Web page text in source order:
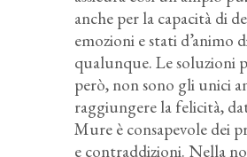
anche per la capacità di
emozioni e stati d’animo
qualunque. Le soluzioni
però, non sono gli unici
raggiungere la felicità,
Mure è consapevole dei
e contraddizioni. Nella